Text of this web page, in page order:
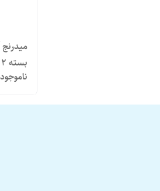
بسته ۲ عددی سایز ۸ اینچ
ناموجود